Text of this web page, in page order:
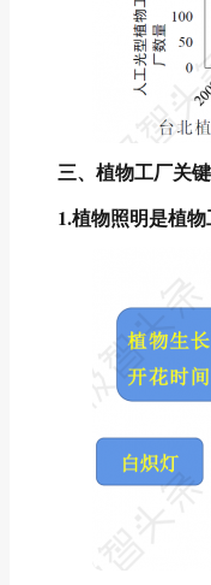
三、植物工厂关
1.植物照明是植